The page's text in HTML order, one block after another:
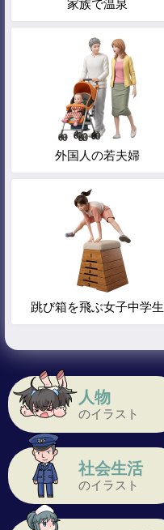
人物
のイラスト
社会生活
のイラスト
家族で温泉
外国人の若夫婦
跳び箱を飛ぶ女子中学生